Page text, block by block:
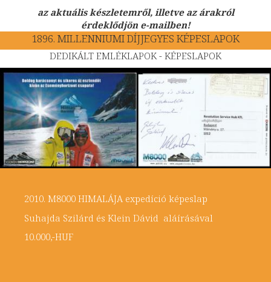
az aktuális készletemről, illetve az árakról
érdeklődjön e-mailben!
1896. MILLENNIUMI DÍJJEGYES KÉPESLAPOK
DEDIKÁLT EMLÉKLAPOK - KÉPESLAPOK
2010. M8000 HIMALÁJA expedíció képeslap
Suhajda Szilárd és Klein Dávid aláírásával
10.000,-HUF